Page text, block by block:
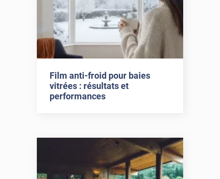
Film anti-froid pour baies
vitrées : résultats et
performances